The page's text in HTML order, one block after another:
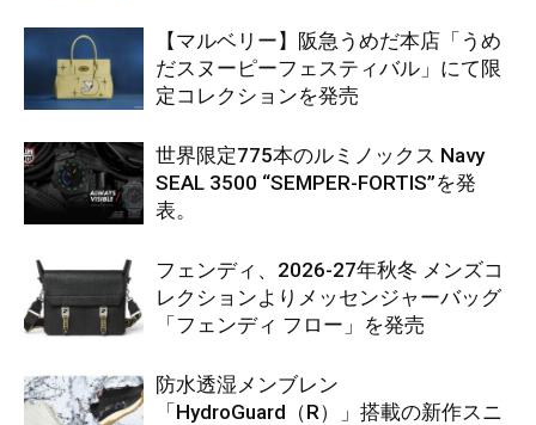
【マルベリー】阪急うめだ本店「うめ
だスヌーピーフェスティバル」にて限
定コレクションを発売
世界限定775本のルミノックス Navy
SEAL 3500 “SEMPER-FORTIS”を発
表。
フェンディ、2026-27年秋冬 メンズコ
レクションよりメッセンジャーバッグ
「フェンディ フロー」を発売
防水透湿メンブレン
「HydroGuard（R）」搭載の新作スニ